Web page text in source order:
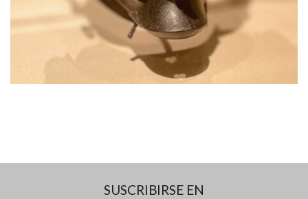
SUSCRIBIRSE EN